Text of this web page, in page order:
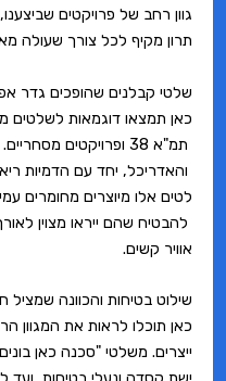
גוון רחב של פרויקטים
תרון מקיף לכל צורך שעולה
שלטי קבלנים שהופכים גדר
כאן תמצאו דוגמאות לשלטים
תמ"א 38 ופרויקטים
והאדריכל, יחד עם הדמיות
לטים אלו מיוצרים מחומרים
להבטיח שהם ייראו מצוין
אוויר קשים.
שילוט בטיחות והכוונה שמציל
כאן תוכלו לראות את המגוון
ייצרים. משלטי "סכנה כאן